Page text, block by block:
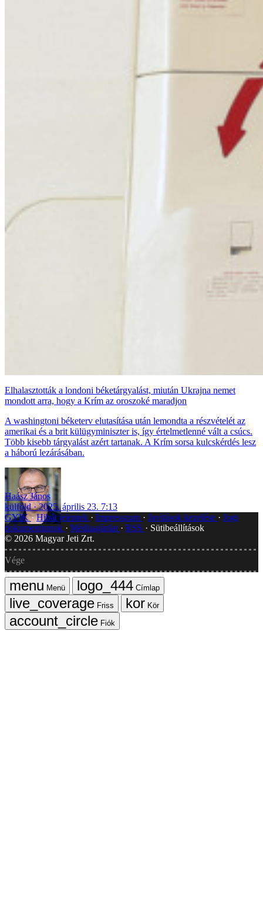
Elhalasztották a londoni béketárgyalást, miután Ukrajna nemet
mondott arra, hogy a Krím az oroszoké maradjon
A washingtoni béketerv elutasítása után lemondta a részvételét az
amerikai és a brit külügyminiszter is, így értelmetlenné vált a csúcs.
Több kisebb tárgyalást azért tartanak. A Krím sorsa kulcskérdés lesz
a háború lezárásában.
Haász János
külföld
2025. április 23. 7:13
GYIK Hibát jelentek Impresszum Javítások kezelése
Jogi
dokumentumok
Médiaajánlat RSS
Sütibeállítások
© 2026 Magyar Jeti Zrt.
Vége
Menü
Címlap
Friss
Kör
Fiók